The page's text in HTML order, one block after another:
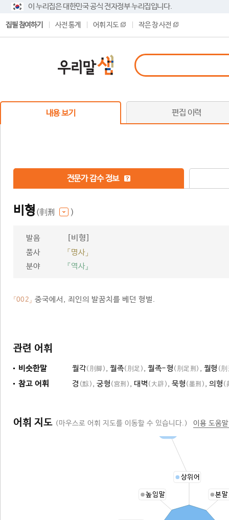
이 누리집은 대한민국 공식 전자정부 누리집입니다.
집필 참여하기 사전 통계 어휘 지도 작은 창 사전
내용 보기 편집 이력
전문가 감수 정보
비형 (剕刑 )
발음 [비형]
품사
「명사」
분야
『역사』
「002」 중국에서, 죄인의 발꿈치를 베던 형벌.
관련 어휘
비슷한말 월각(刖脚) , 월족(刖足) , 월족-형 (刖足刑) , 월형 (
참고 어휘 경 (黥) , 궁형 (宮刑) , 대벽 (大辟) , 묵형 (墨刑) , 의형 (
어휘 지도 (마우스로 어휘 지도를 이동할 수 있습니다.) 이용 도움
상위어
본
높임말